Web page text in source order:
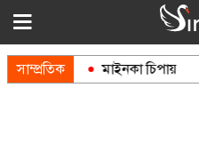
সাম্প্রতিক মাইনকা চিপায়